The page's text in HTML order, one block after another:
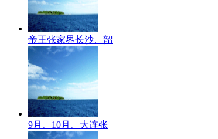
帝王张家界长沙、韶
9月、10月、大连张